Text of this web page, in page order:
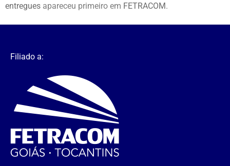
entregues apareceu primeiro em FETRACOM.
Filiado a: